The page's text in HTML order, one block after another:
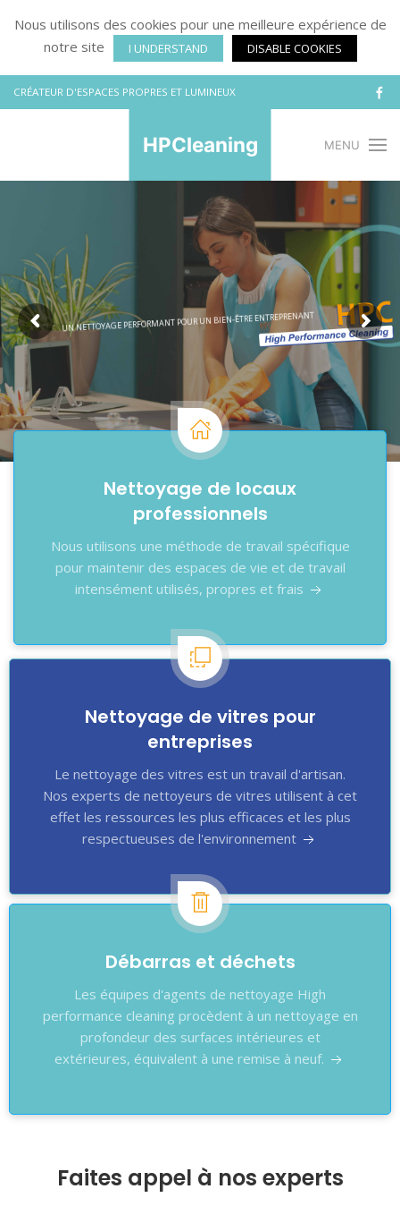
Nous utilisons des cookies pour une meilleure expérience de
notre site
I UNDERSTAND DISABLE COOKIES
CRÉATEUR D'ESPACES PROPRES ET LUMINEUX
HPCleaning MENU
UNNETTOYAGE PERFORMANTPOURUN BIEN-ÊTREENTREPRENANT
Nettoyage de locaux
professionnels
Nous utilisons une méthode de travail spécifique
pour maintenir des espaces de vie et de travail
intensément utilisés, propres et frais
Nettoyage de vitres pour
entreprises
Le nettoyage des vitres est un travail d'artisan.
Nos experts de nettoyeurs de vitres utilisent à cet
effet les ressources les plus efficaces et les plus
respectueuses de l'environnement
Débarras et déchets
Les équipes d'agents de nettoyage High
performance cleaning procèdent à un nettoyage en
profondeur des surfaces intérieures et
extérieures, équivalent à une remise à neuf.
Faites appel à nos experts